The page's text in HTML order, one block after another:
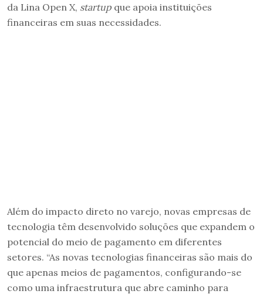
da Lina Open X, startup que apoia instituições
financeiras em suas necessidades.
Além do impacto direto no varejo, novas empresas de
tecnologia têm desenvolvido soluções que expandem o
potencial do meio de pagamento em diferentes
setores. “As novas tecnologias financeiras são mais do
que apenas meios de pagamentos, configurando-se
como uma infraestrutura que abre caminho para